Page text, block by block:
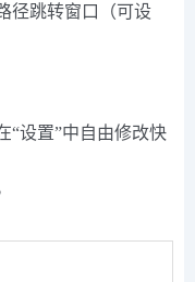
径跳转窗口（可设
“设置”中自由修改快